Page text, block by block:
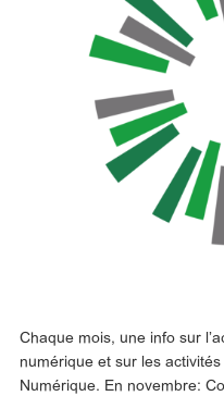
Chaque mois, une info sur
numérique et sur les activités
Numérique. En novembre: